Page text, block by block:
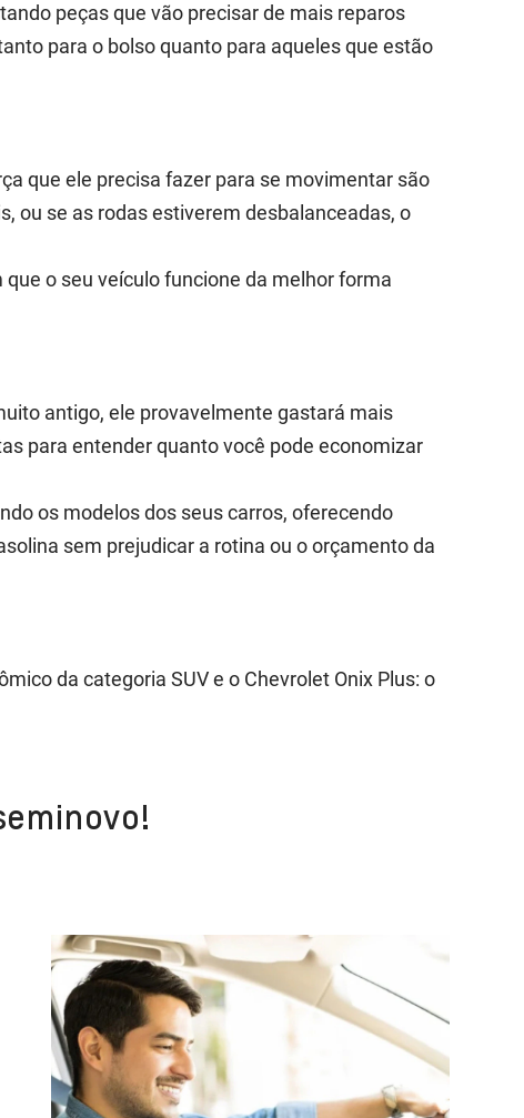
peças que vão precisar de mais reparos
para o bolso quanto para aqueles que estão
que ele precisa fazer para se movimentar são
ou se as rodas estiverem desbalanceadas, o
o seu veículo funcione da melhor forma
antigo, ele provavelmente gastará mais
para entender quanto você pode economizar
os modelos dos seus carros, oferecendo
sem prejudicar a rotina ou o orçamento da
da categoria SUV e o Chevrolet Onix Plus: o